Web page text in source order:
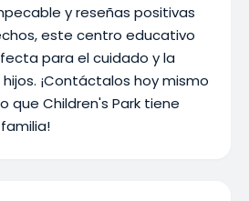
y reseñas positivas
este centro educativo
para el cuidado y la
¡Contáctalos hoy mismo
que Children's Park tiene